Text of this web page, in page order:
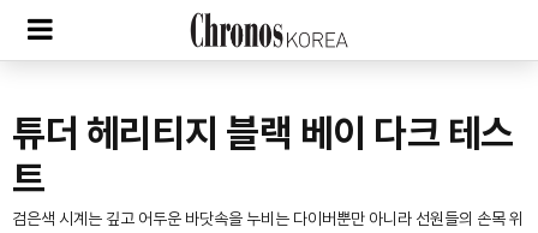
튜더 헤리티지 블랙 베이 다크 테스
트
검은색 시계는 깊고 어두운 바닷속을 누비는 다이버뿐만 아니라 선원들의 손목 위